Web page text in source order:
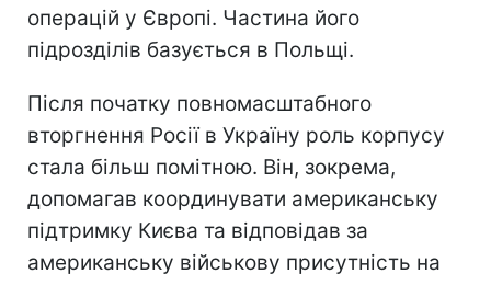
операцій у Європі. Частина його
підрозділів базується в Польщі.
Після початку повномасштабного
вторгнення Росії в Україну роль корпусу
стала більш помітною. Він, зокрема,
допомагав координувати американську
підтримку Києва та відповідав за
американську військову присутність на